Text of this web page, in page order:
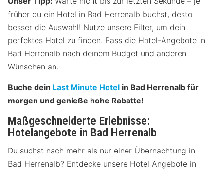
früher du ein Hotel in Bad Herrenalb buchst, desto
besser die Auswahl! Nutze unsere Filter, um dein
perfektes Hotel zu finden. Pass die Hotel-Angebote in
Bad Herrenalb nach deinem Budget und anderen
Wünschen an.
Buche dein Last Minute Hotel in Bad Herrenalb für
morgen und genieße hohe Rabatte!
Maßgeschneiderte Erlebnisse:
Hotelangebote in Bad Herrenalb
Du suchst nach mehr als nur einer Übernachtung in
Bad Herrenalb? Entdecke unsere Hotel Angebote in